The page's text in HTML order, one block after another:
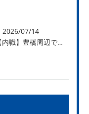
2026/07/14
【内職】豊橋周辺で内職のお仕事を探している方募集中！【内職さまのお声②】